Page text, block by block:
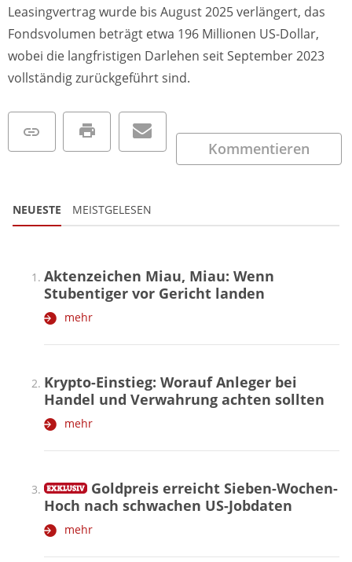
Leasingvertrag wurde bis August 2025 verlängert, das
Fondsvolumen beträgt etwa 196 Millionen US-Dollar,
wobei die langfristigen Darlehen seit September 2023
vollständig zurückgeführt sind.
Kommentieren
NEUESTE MEISTGELESEN
Aktenzeichen Miau, Miau: Wenn
Stubentiger vor Gericht landen
mehr
Krypto-Einstieg: Worauf Anleger bei
Handel und Verwahrung achten sollten
mehr
Goldpreis erreicht Sieben-Wochen-
Hoch nach schwachen US-Jobdaten
mehr